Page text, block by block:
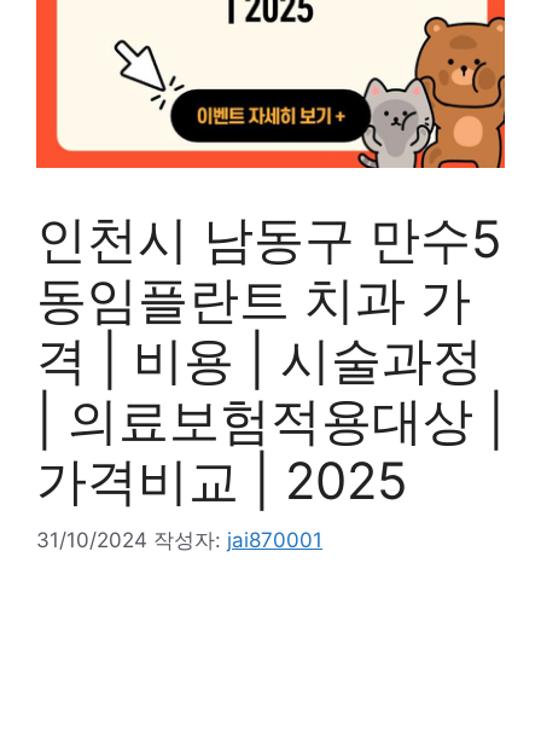
인천시 남동구 만수5
동임플란트 치과 가
격 | 비용 | 시술과정
| 의료보험적용대상 |
가격비교 | 2025
31/10/2024 작성자: jai870001